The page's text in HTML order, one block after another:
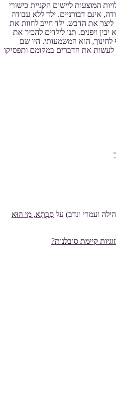
המוצעות ליישום הקניית כישורי
אינם דבורניים. ילד ללא עבודה
את הדבש. ילד חייב לחוות את
ויפנים. תנו לילדים להכיר את
הוא המשמעותי. היו שם
את הדברים במקומם ותפסיקו
ועמרי ונדב) על סָבְתָא, מִי הוּא
קיימת סובלנות?